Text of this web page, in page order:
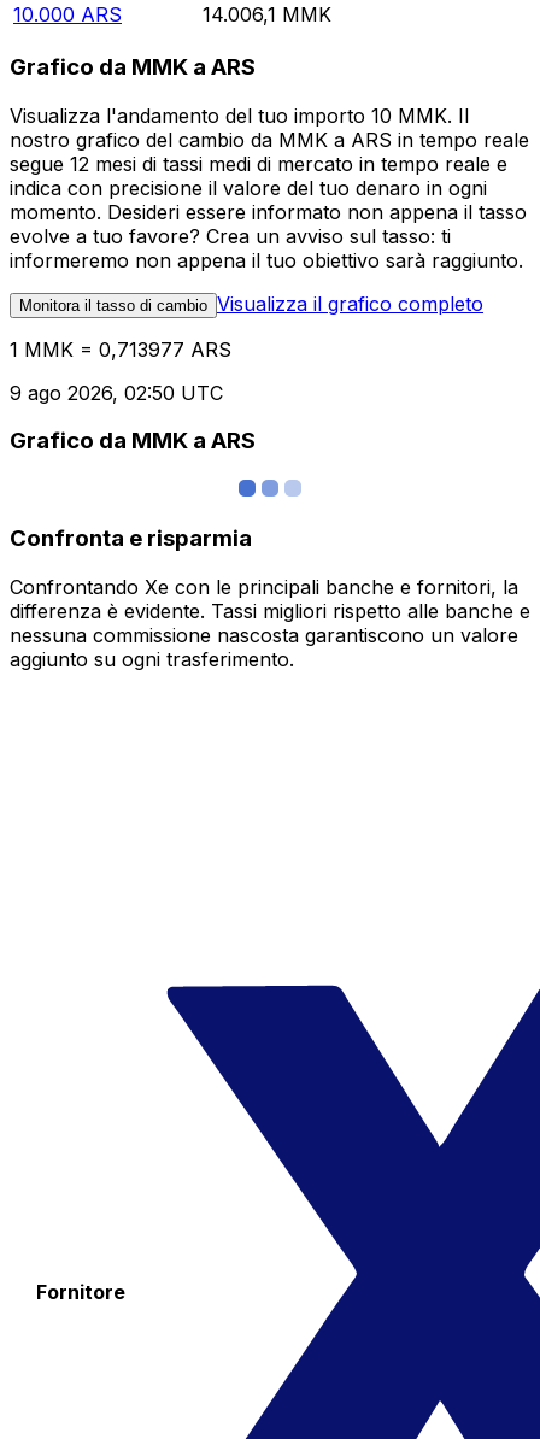
10.000 ARS 14.006,1 MMK
Grafico da MMK a ARS
Visualizza l'andamento del tuo importo 10 MMK. Il
nostro grafico del cambio da MMK a ARS in tempo reale
segue 12 mesi di tassi medi di mercato in tempo reale e
indica con precisione il valore del tuo denaro in ogni
momento. Desideri essere informato non appena il tasso
evolve a tuo favore? Crea un avviso sul tasso: ti
informeremo non appena il tuo obiettivo sarà raggiunto.
Monitora il tasso di cambio Visualizza il grafico completo
1 MMK = 0,713977 ARS
9 ago 2026, 02:50 UTC
Grafico da MMK a ARS
Confronta e risparmia
Confrontando Xe con le principali banche e fornitori, la
differenza è evidente. Tassi migliori rispetto alle banche e
nessuna commissione nascosta garantiscono un valore
aggiunto su ogni trasferimento.
Fornitore